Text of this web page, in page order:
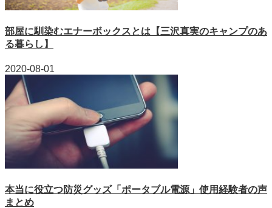
部屋に馴染むエナーボックスとは【三沢真実のキャンプのあ
る暮らし】
2020-08-01
本当に役立つ防災グッズ「ポータブル電源」使用経験者の声
まとめ